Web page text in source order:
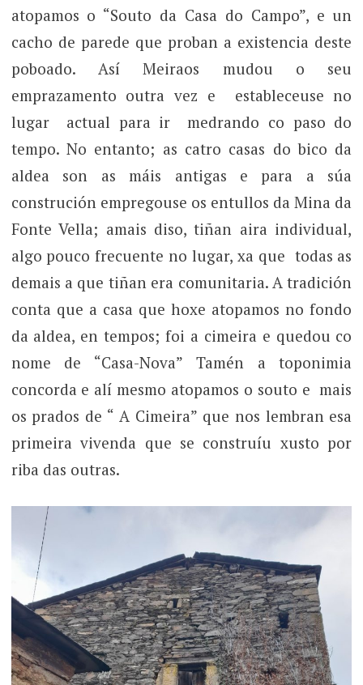
atopamos o “Souto da Casa do Campo”, e un
cacho de parede que proban a existencia deste
poboado. Así Meiraos mudou o seu
emprazamento outra vez e estableceuse no
lugar actual para ir medrando co paso do
tempo. No entanto; as catro casas do bico da
aldea son as máis antigas e para a súa
construción empregouse os entullos da Mina da
Fonte Vella; amais diso, tiñan aira individual,
algo pouco frecuente no lugar, xa que todas as
demais a que tiñan era comunitaria. A tradición
conta que a casa que hoxe atopamos no fondo
da aldea, en tempos; foi a cimeira e quedou co
nome de “Casa-Nova” Tamén a toponimia
concorda e alí mesmo atopamos o souto e mais
os prados de “ A Cimeira” que nos lembran esa
primeira vivenda que se construíu xusto por
riba das outras.